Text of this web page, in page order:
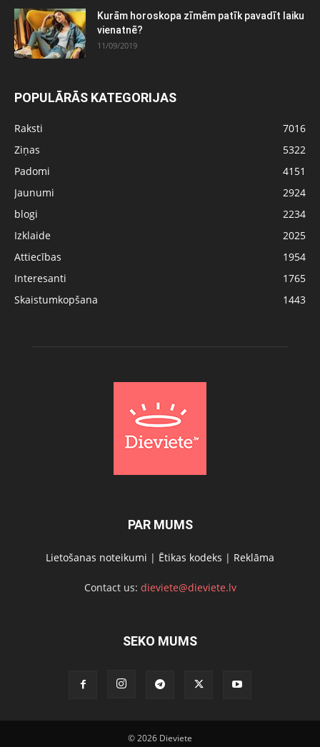
Kurām horoskopa zīmēm patīk pavadīt laiku
vienatnē?
11/09/2019
POPULĀRĀS KATEGORIJAS
Raksti
7016
Ziņas
5322
Padomi
4151
Jaunumi
2924
blogi
2234
Izklaide
2025
Attiecības
1954
Interesanti
1765
Skaistumkopšana
1443
PAR MUMS
Lietošanas noteikumi | Ētikas kodeks | Reklāma
Contact us: dieviete@dieviete.lv
SEKO MUMS
© 2026 Dieviete